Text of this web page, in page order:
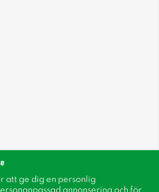
att ge dig en personlig
annonsering och för